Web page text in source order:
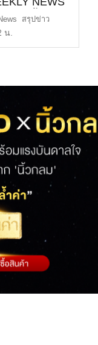
องวันนี้ | ราคา
คำราคา
สรุปข่าว
[…]
น.